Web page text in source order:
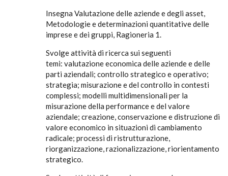
Insegna Valutazione delle aziende e degli asset,
Metodologie e determinazioni quantitative delle
imprese e dei gruppi, Ragioneria 1.
Svolge attività di ricerca sui seguenti
temi: valutazione economica delle aziende e delle
parti aziendali; controllo strategico e operativo;
strategia; misurazione e del controllo in contesti
complessi; modelli multidimensionali per la
misurazione della performance e del valore
aziendale; creazione, conservazione e distruzione di
valore economico in situazioni di cambiamento
radicale; processi di ristrutturazione,
riorganizzazione, razionalizzazione, riorientamento
strategico.